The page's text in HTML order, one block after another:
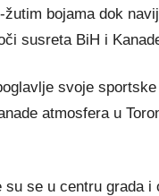
bojama dok
susreta BiH i
svoje
atmosfera u
se u centru grada i